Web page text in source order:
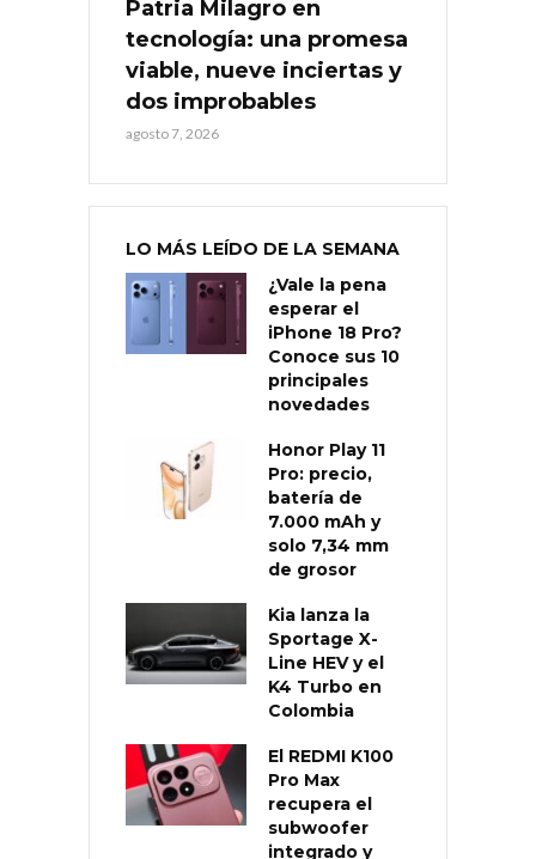
Patria Milagro en
tecnología: una promesa
viable, nueve inciertas y
dos improbables
agosto 7, 2026
LO MÁS LEÍDO DE LA SEMANA
¿Vale la pena
esperar el
iPhone 18 Pro?
Conoce sus 10
principales
novedades
Honor Play 11
Pro: precio,
batería de
7.000 mAh y
solo 7,34 mm
de grosor
Kia lanza la
Sportage X-
Line HEV y el
K4 Turbo en
Colombia
El REDMI K100
Pro Max
recupera el
subwoofer
integrado y